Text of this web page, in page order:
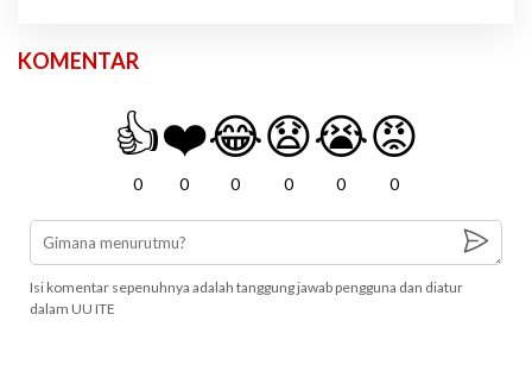
KOMENTAR
👍
0
❤️
0
😂
0
😧
0
😭
0
😡
0
Isi komentar sepenuhnya adalah tanggung jawab pengguna dan diatur
dalam UU ITE